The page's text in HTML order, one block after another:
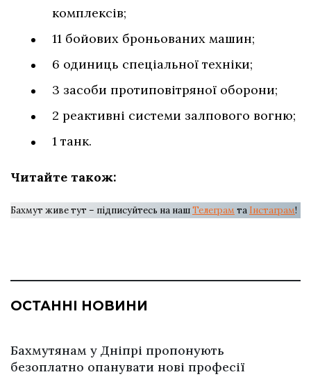
комплексів;
11 бойових броньованих машин;
6 одиниць спеціальної техніки;
3 засоби протиповітряної оборони;
2 реактивні системи залпового вогню;
1 танк.
Читайте також:
Бахмут живе тут – підписуйтесь на нашТелеграм та Інстаграм!
ОСТАННІ НОВИНИ
Бахмутянам у Дніпрі пропонують
безоплатно опанувати нові професії